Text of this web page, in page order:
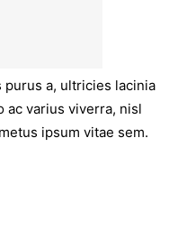
purus a, ultricies lacinia
ac varius viverra, nisl
ipsum vitae sem.